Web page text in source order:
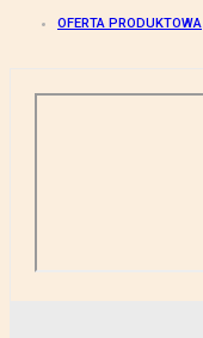
OFERTA PRODUKTOWA